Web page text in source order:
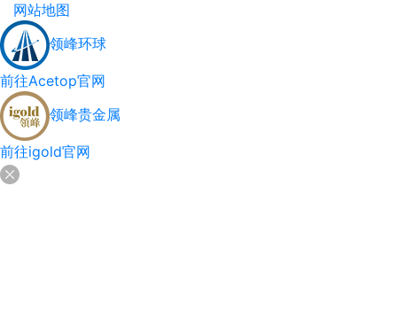
网站地图
领峰环球
前往Acetop官网
领峰贵金属
前往igold官网